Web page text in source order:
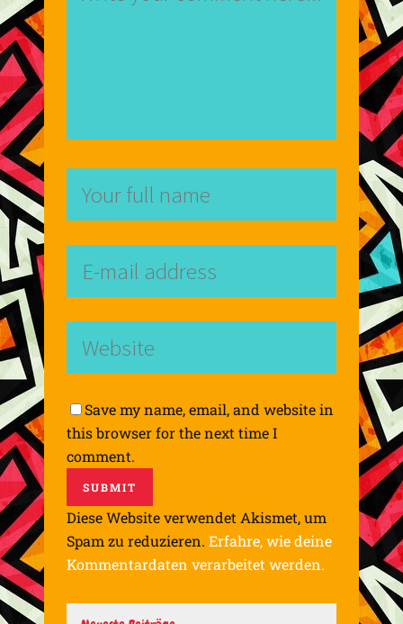
Save my name, email, and website in
this browser for the next time I
comment.
Diese Website verwendet Akismet, um
Spam zu reduzieren. Erfahre, wie deine
Kommentardaten verarbeitet werden.